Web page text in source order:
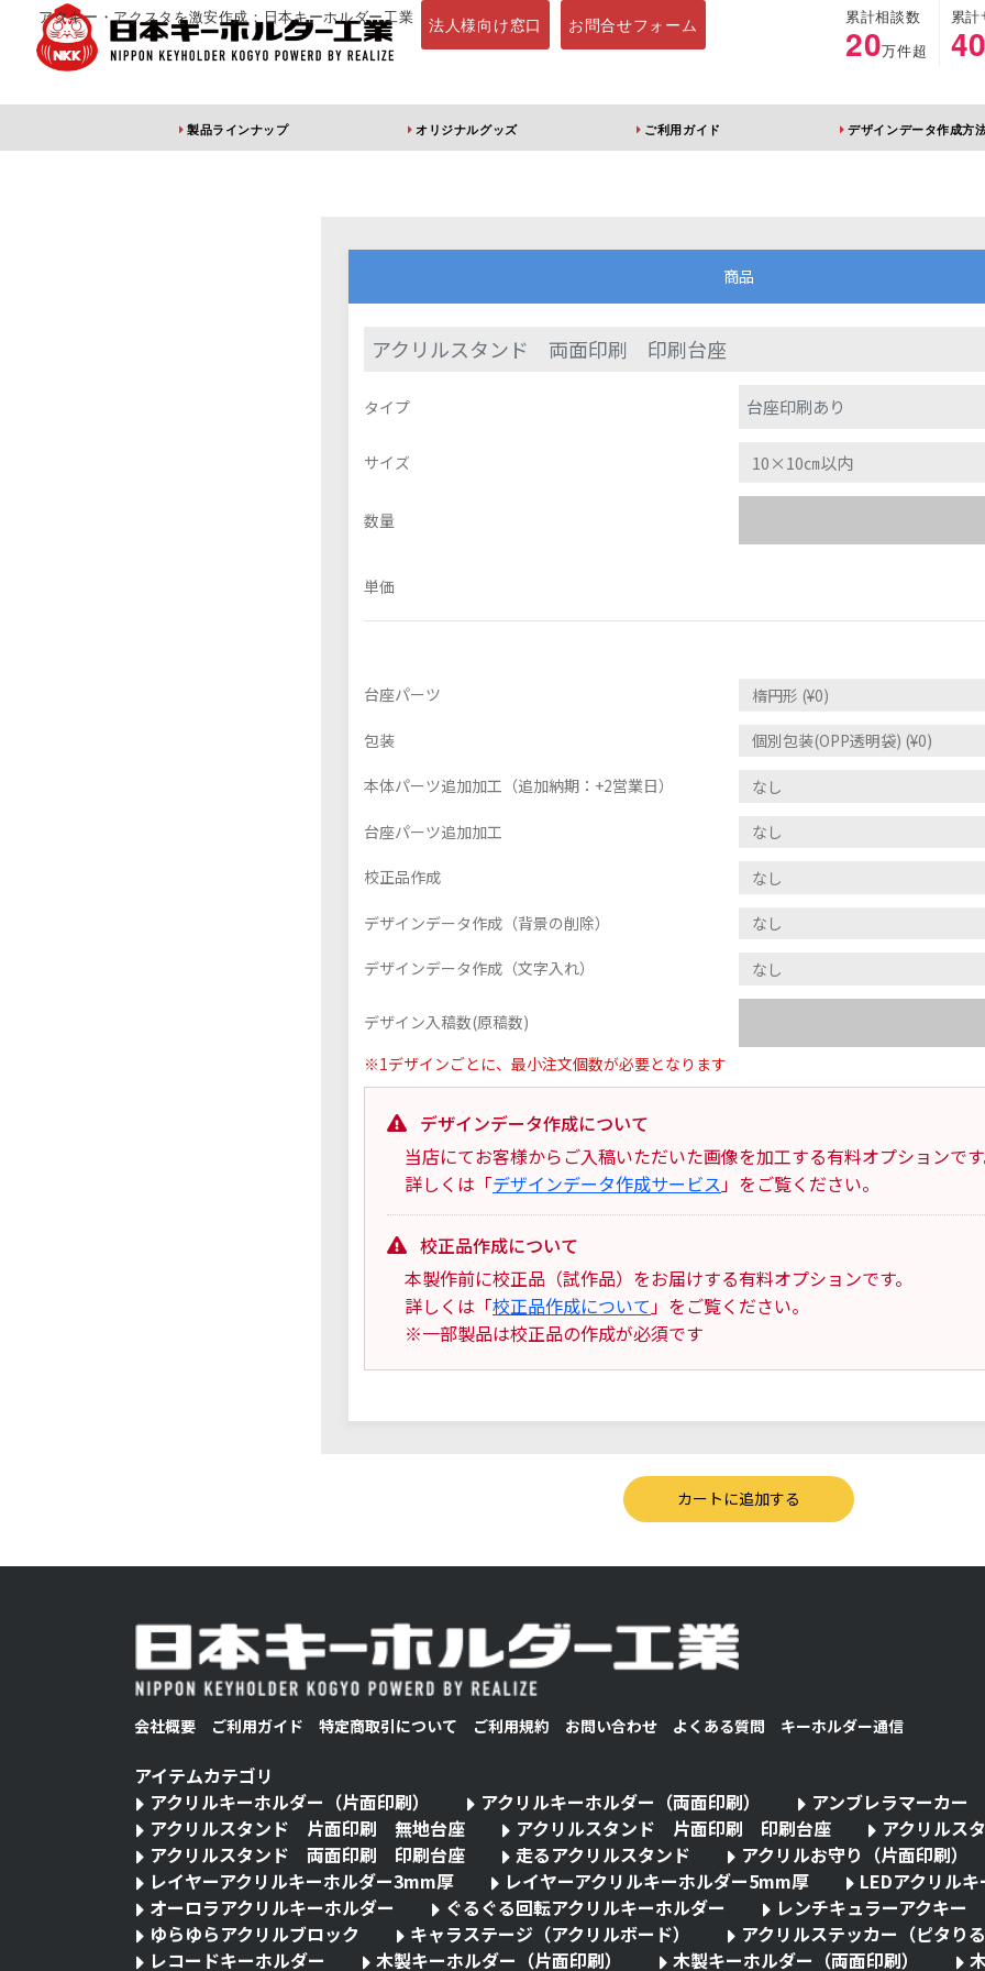
アクキー・アクスタを激安作成：日本キーホルダー工業 法人様向け窓口 お問合せフォーム 累計相談数
20万件超
累
製品ラインナップ オリジナルグッズ ご利用ガイド デザインデータ作成方
アクリルキーホルダー
アクリルスタンド 片
面印刷 無地台座
商品
アクリルスタンド 両面印刷 印刷台座
タイプ 台座印刷あり
サイズ
数量
単価
台座パーツ
包装
本体パーツ追加加工（追加納期：+2営業日）
台座パーツ追加加工
校正品作成
デザインデータ作成（背景の削除）
デザインデータ作成（文字入れ）
デザイン入稿数(原稿数)
※1デザインごとに、最小注文個数が必要となります
デザインデータ作成について
当店にてお客様からご入稿いただいた画像を加工する有料オプションで
詳しくは「デザインデータ作成サービス 」をご覧ください。
校正品作成について
本製作前に校正品（試作品）をお届けする有料オプションです。
詳しくは「校正品作成について 」をご覧ください。
※一部製品は校正品の作成が必須です
会社概要 ご利用ガイド 特定商取引について ご利用規約 お問い合わせ よくある質問 キーホルダー通信
アイテムカテゴリ
アクリルキーホルダー（片面印刷）
アクリルキーホルダー（両面印刷）
アンブレラマーカー
アクリルスタンド 片面印刷 無地台座
アクリルスタンド 片面印刷 印刷台座
アクリル
アクリルスタンド 両面印刷 印刷台座
走るアクリルスタンド
アクリルお守り（片面印刷）
レイヤーアクリルキーホルダー3mm厚
レイヤーアクリルキーホルダー5mm厚
LEDアクリル
オーロラアクリルキーホルダー
ぐるぐる回転アクリルキーホルダー
レンチキュラーアクキー
ゆらゆらアクリルブロック
キャラステージ（アクリルボード）
アクリルステッカー（ピタり
レコードキーホルダー
木製キーホルダー（片面印刷） 木製キーホルダー（両面印刷）